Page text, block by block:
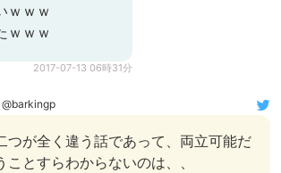
ｗｗｗ
ｗｗｗ
2017-07-13 06時31分
@barkingp
つが全く違う話であって、両立可能だ
ことすらわからないのは、、